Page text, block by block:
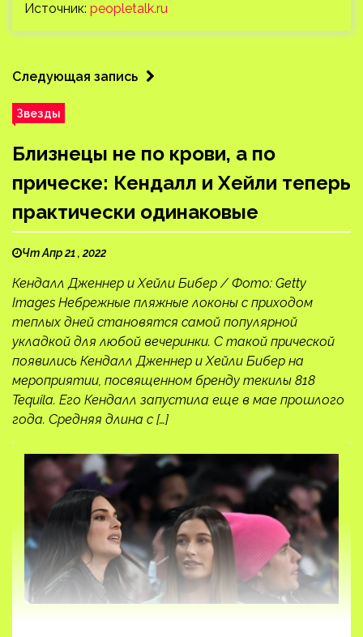
Источник: peopletalk.ru
Следующая запись
Звезды
Близнецы не по крови, а по
прическе: Кендалл и Хейли теперь
практически одинаковые
Чт Апр 21 , 2022
Кендалл Дженнер и Хейли Бибер / Фото: Getty
Images Небрежные пляжные локоны с приходом
теплых дней становятся самой популярной
укладкой для любой вечеринки. С такой прической
появились Кендалл Дженнер и Хейли Бибер на
мероприятии, посвященном бренду текилы 818
Tequila. Его Кендалл запустила еще в мае прошлого
года. Средняя длина с […]